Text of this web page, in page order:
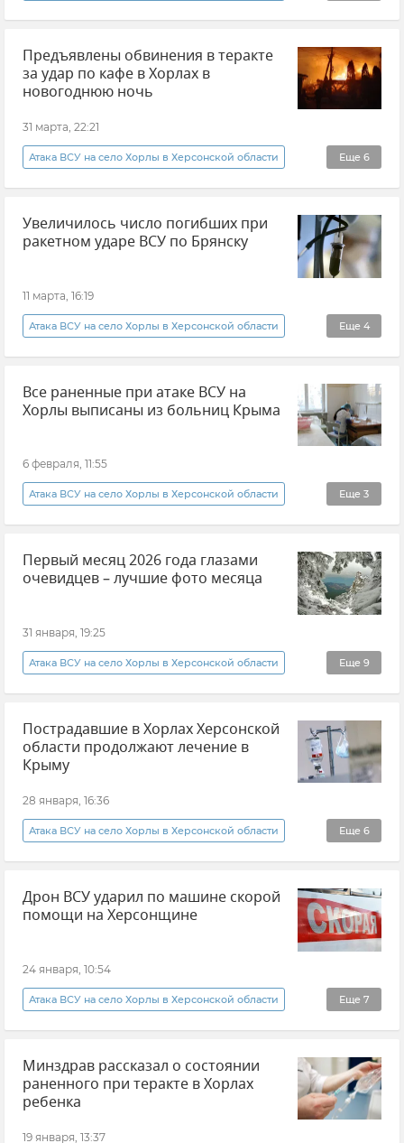
Александр Бастрыкин
Новости Херсонская область
Предъявлены обвинения в теракте
за удар по кафе в Хорлах в
новогоднюю ночь
31 марта, 22:21
Еще 6
Атака ВСУ на село Хорлы в Херсонской области
Новости Александр Бастрыкин
Атаки ВСУ
Увеличилось число погибших при
ракетном ударе ВСУ по Брянску
11 марта, 16:19
Еще 4
Атака ВСУ на село Хорлы в Херсонской области
Брянск Александр Богомаз Новости
ВСУ (Вооруженные силы Украины)
Все раненные при атаке ВСУ на
Хорлы выписаны из больниц Крыма
6 февраля, 11:55
Еще 3
Атака ВСУ на село Хорлы в Херсонской области
Крым Новости Крыма
Минздрав Крыма
Первый месяц 2026 года глазами
очевидцев – лучшие фото месяца
31 января, 19:25
Еще 9
Атака ВСУ на село Хорлы в Херсонской области
Фотоленты Крым Севастополь
Общество Крымская погода
Ветераны СВО
Пострадавшие в Хорлах Херсонской
области продолжают лечение в
Крыму
28 января, 16:36
Еще 6
Атака ВСУ на село Хорлы в Херсонской области
Минздрав Крыма Новости Крым
Херсонская область Больница
Дрон ВСУ ударил по машине скорой
помощи на Херсонщине
24 января, 10:54
Еще 7
Атака ВСУ на село Хорлы в Херсонской области
Херсонская область Владимир Сальдо
Новости Атаки ВСУ Обстрелы ВСУ
Новости СВО Беспилотник (БПЛА, дрон)
Минздрав рассказал о состоянии
раненного при теракте в Хорлах
ребенка
19 января, 13:37